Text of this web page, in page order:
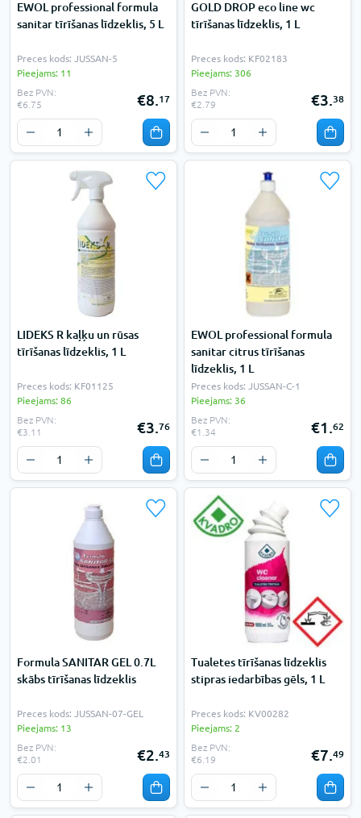
EWOL professional formula
sanitar tīrīšanas līdzeklis, 5 L
Preces kods: JUSSAN-5
Pieejams: 11
Bez PVN:
€6.75
€8.17
GOLD DROP eco line wc
tīrīšanas līdzeklis, 1 L
Preces kods: KF02183
Pieejams: 306
Bez PVN:
€2.79
€3.38
LIDEKS R kaļķu un rūsas
tīrīšanas līdzeklis, 1 L
Preces kods: KF01125
Pieejams: 86
Bez PVN:
€3.11
€3.76
EWOL professional formula
sanitar citrus tīrīšanas
līdzeklis, 1 L
Preces kods: JUSSAN-C-1
Pieejams: 36
Bez PVN:
€1.34
€1.62
Formula SANITAR GEL 0.7L
skābs tīrīšanas līdzeklis
Preces kods: JUSSAN-07-GEL
Pieejams: 13
Bez PVN:
€2.01
€2.43
Tualetes tīrīšanas līdzeklis
stipras iedarbības gēls, 1 L
Preces kods: KV00282
Pieejams: 2
Bez PVN:
€6.19
€7.49